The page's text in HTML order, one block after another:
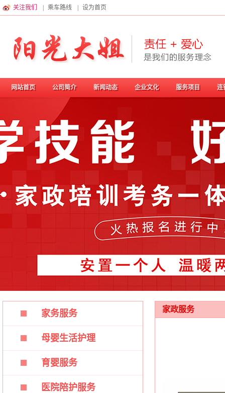
关注我们 乘车路线 设为首页
网站首页 公司简介 新闻动态 企业文化 服务项目 连
家务服务
母婴生活护理
育婴服务
医院陪护服务
家政服务